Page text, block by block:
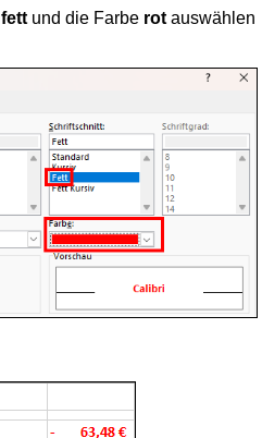
fett und die Farbe rot auswählen